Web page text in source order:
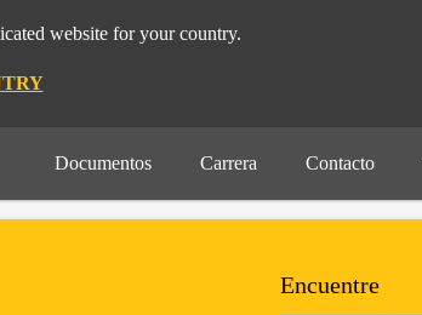
website for your country.
Documentos Carrera Contacto